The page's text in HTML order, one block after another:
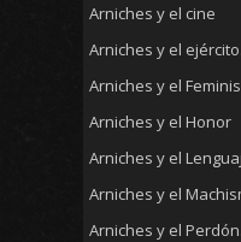
Arniches y el cine
Arniches y el ejército.
Arniches y el
Arniches y el Honor
Arniches y el
Arniches y el
Arniches y el Perdón.